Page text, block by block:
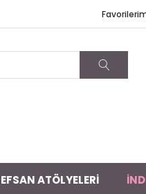
ATÖLYELERİ